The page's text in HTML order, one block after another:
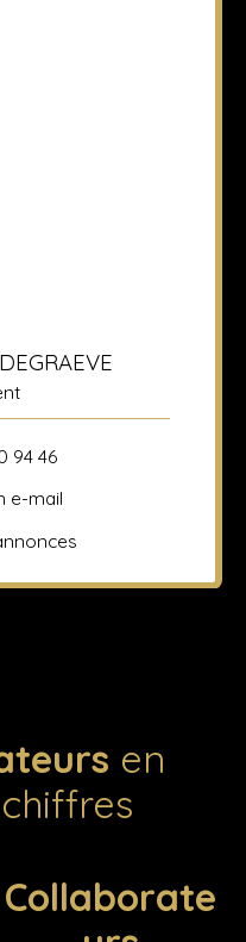
94 46
e-mail
en
Collaborate